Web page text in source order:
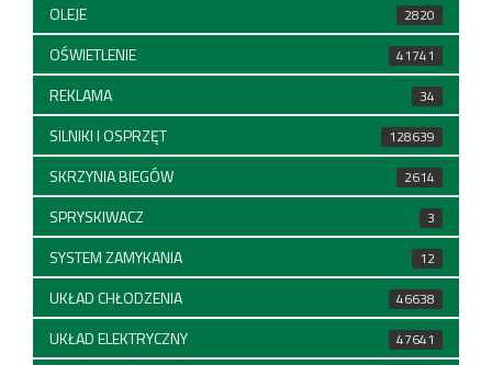
OLEJE 2820
OŚWIETLENIE 41741
REKLAMA 34
SILNIKI I OSPRZĘT 128639
SKRZYNIA BIEGÓW 2614
SPRYSKIWACZ 3
SYSTEM ZAMYKANIA 12
UKŁAD CHŁODZENIA 46638
UKŁAD ELEKTRYCZNY 47641